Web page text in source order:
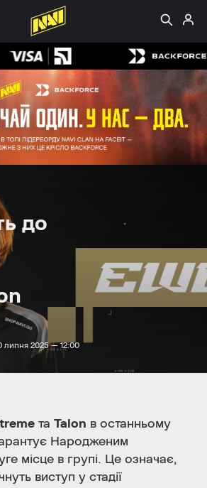
до
липня 2025 — 12:00
та Talon в останньому
Народженим
місце в групі. Це означає,
виступ у стадії